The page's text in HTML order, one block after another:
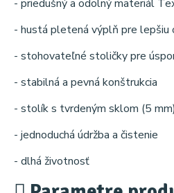
- priedušný a odolný materiál
- hustá pletená výplň pre lepšiu
- stohovateľné stoličky pre
- stabilná a pevná konštrukcia
- stolík s tvrdeným sklom (5
- jednoduchá údržba a čistenie
- dlhá životnosť